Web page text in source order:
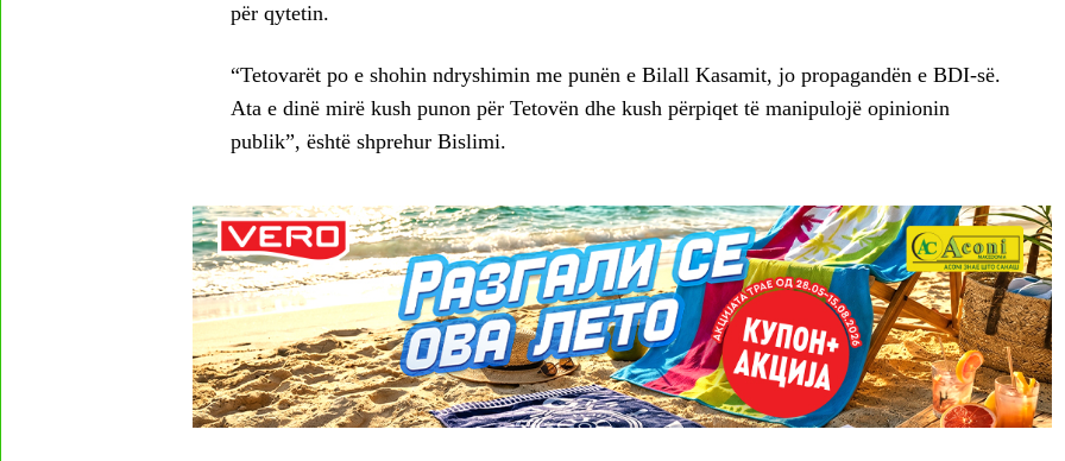
për qytetin.
“Tetovarët po e shohin ndryshimin me punën e Bilall Kasamit, jo propagandën e BDI-së.
Ata e dinë mirë kush punon për Tetovën dhe kush përpiqet të manipulojë opinionin
publik”, është shprehur Bislimi.